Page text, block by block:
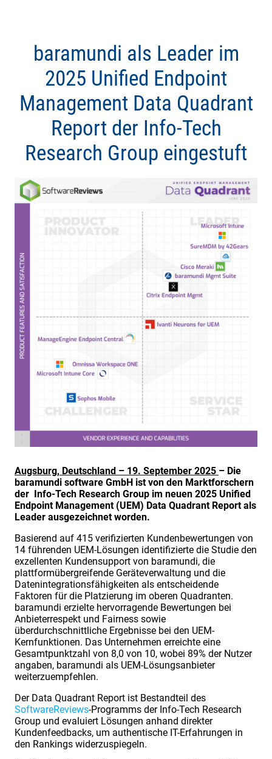
baramundi als Leader im
2025 Unified Endpoint
Management Data Quadrant
Report der Info-Tech
Research Group eingestuft
Augsburg, Deutschland – 19. September 2025 – Die
baramundi software GmbH ist von den Marktforschern
der Info-Tech Research Group im neuen 2025 Unified
Endpoint Management (UEM) Data Quadrant Report als
Leader ausgezeichnet worden.
Basierend auf 415 verifizierten Kundenbewertungen von
14 führenden UEM-Lösungen identifizierte die Studie den
exzellenten Kundensupport von baramundi, die
plattformübergreifende Geräteverwaltung und die
Datenintegrationsfähigkeiten als entscheidende
Faktoren für die Platzierung im oberen Quadranten.
baramundi erzielte hervorragende Bewertungen bei
Anbieterrespekt und Fairness sowie
überdurchschnittliche Ergebnisse bei den UEM-
Kernfunktionen. Das Unternehmen erreichte eine
Gesamtpunktzahl von 8,0 von 10, wobei 89% der Nutzer
angaben, baramundi als UEM-Lösungsanbieter
weiterzuempfehlen.
Der Data Quadrant Report ist Bestandteil des
SoftwareReviews-Programms der Info-Tech Research
Group und evaluiert Lösungen anhand direkter
Kundenfeedbacks, um authentische IT-Erfahrungen in
den Rankings widerzuspiegeln.